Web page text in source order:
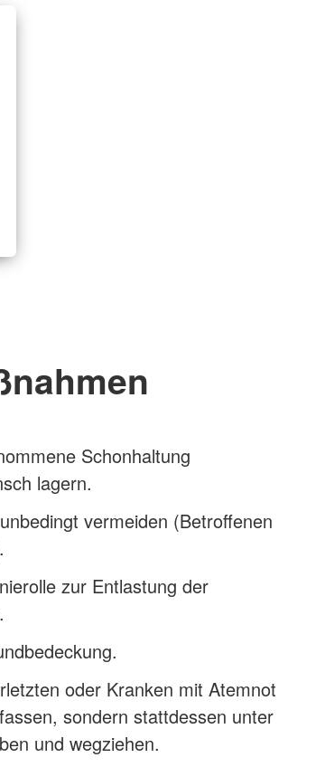
Schonhaltung
lagern.
vermeiden (Betroffenen
zur Entlastung der
oder Kranken mit Atemnot
sondern stattdessen unter
und wegziehen.